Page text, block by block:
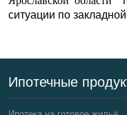
ситуации по
Ипотечные